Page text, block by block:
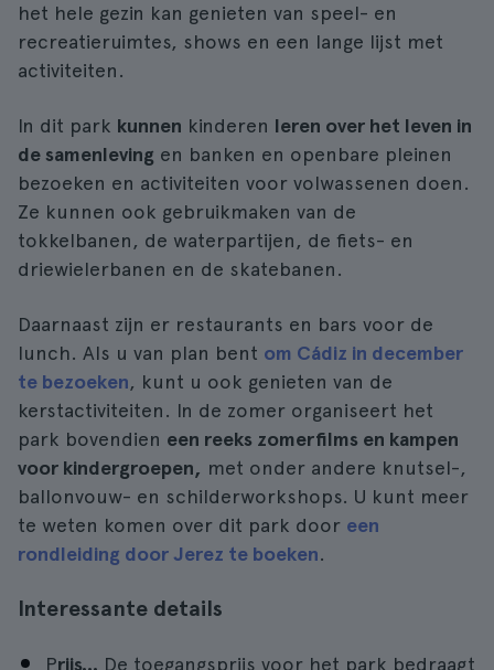
het hele gezin kan genieten van speel- en
recreatieruimtes, shows en een lange lijst met
activiteiten.
In dit park kunnen kinderen leren over het leven in
de samenleving en banken en openbare pleinen
bezoeken en activiteiten voor volwassenen doen.
Ze kunnen ook gebruikmaken van de
tokkelbanen, de waterpartijen, de fiets- en
driewielerbanen en de skatebanen.
Daarnaast zijn er restaurants en bars voor de
lunch. Als u van plan bent om Cádiz in december
te bezoeken, kunt u ook genieten van de
kerstactiviteiten. In de zomer organiseert het
park bovendien een reeks zomerfilms en kampen
voor kindergroepen, met onder andere knutsel-,
ballonvouw- en schilderworkshops. U kunt meer
te weten komen over dit park door een
rondleiding door Jerez te boeken.
Interessante details
Prijs... De toegangsprijs voor het park bedraagt